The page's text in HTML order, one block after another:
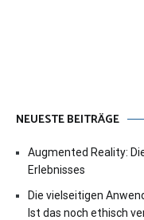
NEUESTE BEITRÄGE
Augmented Reality:
Erlebnisses
Die vielseitigen
Ist das noch ethisch